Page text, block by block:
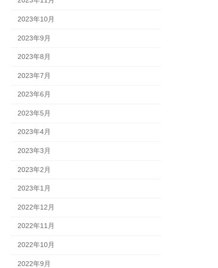
2023年10月
2023年9月
2023年8月
2023年7月
2023年6月
2023年5月
2023年4月
2023年3月
2023年2月
2023年1月
2022年12月
2022年11月
2022年10月
2022年9月